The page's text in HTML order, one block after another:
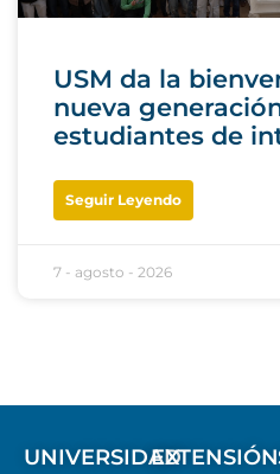
USM da la
nueva
estudiantes de
Seguir Leyendo
7 - agosto - 2026
UNIVERSIDADEXTENSIÓN